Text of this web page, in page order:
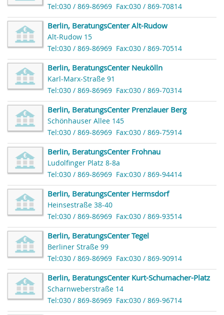
Tel:030 / 869-86969 Fax:030 / 869-70814
Berlin, BeratungsCenter Alt-Rudow
Alt-Rudow 15
Tel:030 / 869-86969 Fax:030 / 869-70514
Berlin, BeratungsCenter Neukölln
Karl-Marx-Straße 91
Tel:030 / 869-86969 Fax:030 / 869-70314
Berlin, BeratungsCenter Prenzlauer Berg
Schönhauser Allee 145
Tel:030 / 869-86969 Fax:030 / 869-75914
Berlin, BeratungsCenter Frohnau
Ludolfinger Platz 8-8a
Tel:030 / 869-86969 Fax:030 / 869-94414
Berlin, BeratungsCenter Hermsdorf
Heinsestraße 38-40
Tel:030 / 869-86969 Fax:030 / 869-93514
Berlin, BeratungsCenter Tegel
Berliner Straße 99
Tel:030 / 869-86969 Fax:030 / 869-90914
Berlin, BeratungsCenter Kurt-Schumacher-Platz
Scharnweberstraße 14
Tel:030 / 869-86969 Fax:030 / 869-96714